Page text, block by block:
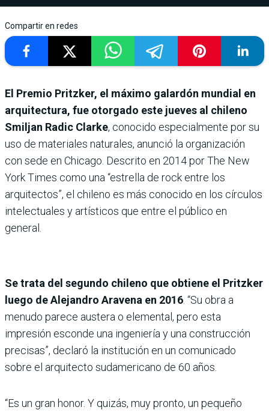
Compartir en redes
El Premio Pritzker, el máximo galardón mundial en
arquitectura, fue otorgado este jueves al chileno
Smiljan Radic Clarke, conocido especialmente por su
uso de materiales naturales, anunció la organización
con sede en Chicago. Descrito en 2014 por The New
York Times como una “estrella de rock entre los
arquitectos”, el chileno es más conocido en los círculos
intelectuales y artísticos que entre el público en
general.
Se trata del segundo chileno que obtiene el Pritzker
luego de Alejandro Aravena en 2016 . “Su obra a
menudo parece austera o elemental, pero esta
impresión esconde una ingeniería y una construcción
precisas”, declaró la institución en un comunicado
sobre el arquitecto sudamericano de 60 años.
“Es un gran honor. Y quizás, muy pronto, un pequeño